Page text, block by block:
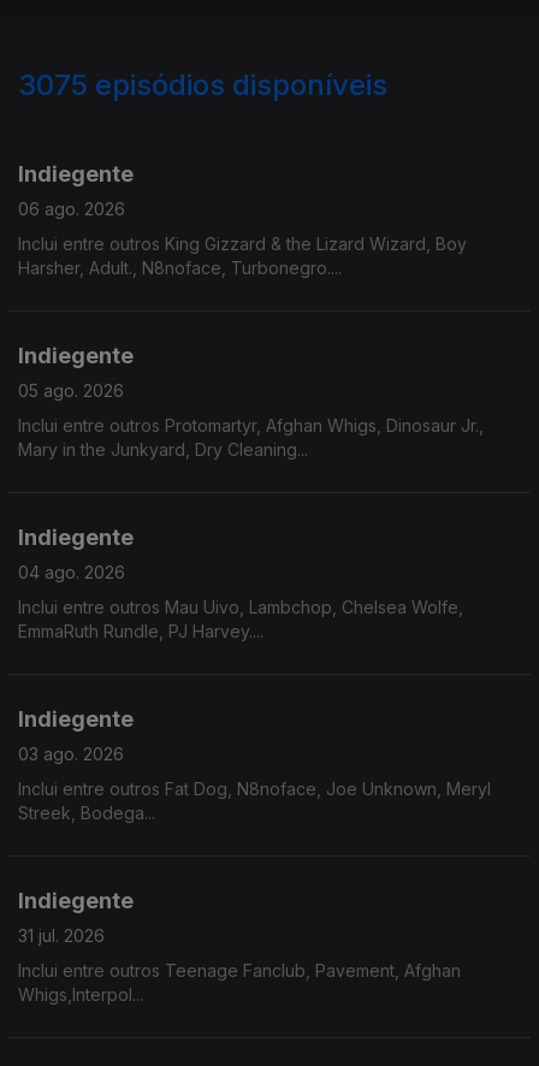
3075 episódios disponíveis
Indiegente
06 ago. 2026
Inclui entre outros King Gizzard & the Lizard Wizard, Boy
Harsher, Adult., N8noface, Turbonegro....
Indiegente
05 ago. 2026
Inclui entre outros Protomartyr, Afghan Whigs, Dinosaur Jr.,
Mary in the Junkyard, Dry Cleaning...
Indiegente
04 ago. 2026
Inclui entre outros Mau Uivo, Lambchop, Chelsea Wolfe,
EmmaRuth Rundle, PJ Harvey....
Indiegente
03 ago. 2026
Inclui entre outros Fat Dog, N8noface, Joe Unknown, Meryl
Streek, Bodega...
Indiegente
31 jul. 2026
Inclui entre outros Teenage Fanclub, Pavement, Afghan
Whigs,Interpol...